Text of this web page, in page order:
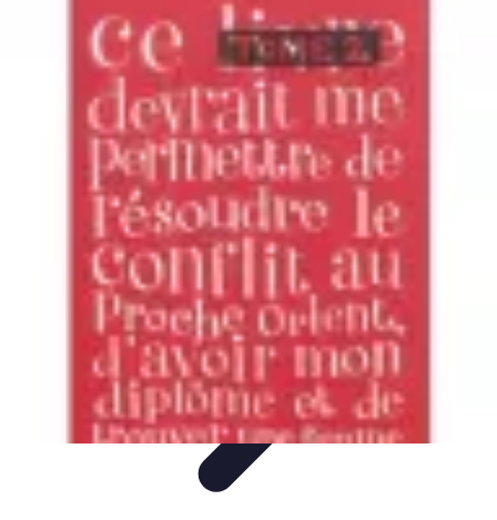
Apprendre Rubik Cube
Astuces et conseilsApprentissageTechniques
d'apprentissageMéthodes d'apprentissageTechniques
Apprendre Rubik Cube